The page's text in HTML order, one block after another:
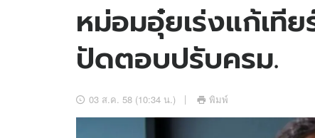
ข่าวบันเทิง
ข่าวกีฬา
ข่าวเศรษฐกิจ
อัปเดตจีน
เช็กข่าวชัวร์
สถิติหวยไท
หวยลาว
หม่อมอุ๋ยเร่งแก้เทีย
ปัดตอบปรับครม.
03 ส.ค. 58 (10:34 น.) พิมพ์